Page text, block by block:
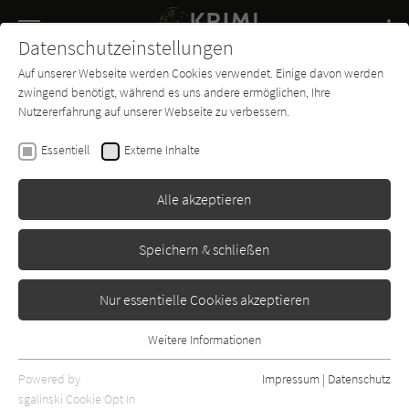
SUCHE
Buch-
Entdecker
Forum Charts
Arnaldur Indriðason
Das Mädchen an der Brücke
(Kommissar Konrad 2)
Lübbe
Datenschutzeinstellungen
Auf unserer Webseite werden Cookies verwendet. Einige davon werden
zwingend benötigt, während es uns andere ermöglichen, Ihre
Nutzererfahrung auf unserer Webseite zu verbessern.
Essentiell Externe Inhalte
Alle akzeptieren
Speichern & schließen
Nur essentielle Cookies akzeptieren
Essentielle Cookies werden für grundlegende Funktionen der
Webseite benötigt. Dadurch ist gewährleistet, dass die Webseite
Weitere Informationen
Powered by
sgalinski Cookie Opt In
Impressum | Datenschutz